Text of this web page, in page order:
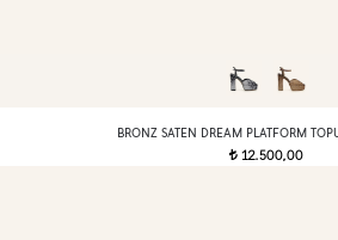
BRONZ SATEN DREAM PLATFORM
t 12.500,00